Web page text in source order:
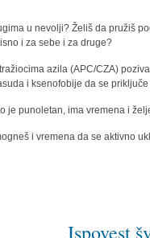
u nevolji? Želiš da pružiš
i za sebe i za druge?
azila (APC/CZA)
i ksenofobije da se priključe
je punoletan, ima vremena i
i vremena da se aktivno
Ispovest